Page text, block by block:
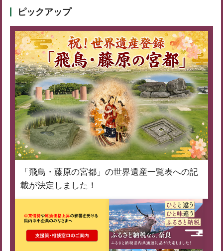
ピックアップ
「飛鳥・藤原の宮都」の世界遺産一覧表への記
載が決定しました！